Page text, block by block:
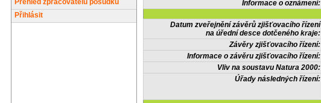
Přehled zpracovatelů posudků
Přihlásit
Informace o oznámení:
Datum zveřejnění závěrů zjišťovacího řízení
na úřední desce dotčeného kraje:
Závěry zjišťovacího řízení:
Informace o závěru zjišťovacího řízení:
Vliv na soustavu Natura 2000:
Úřady následných řízení: